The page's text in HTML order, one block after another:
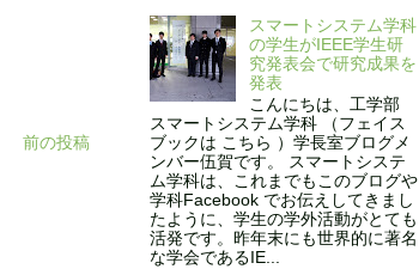
前の投稿
スマートシステム学科
の学生がIEEE学生研
究発表会で研究成果を
発表
こんにちは、工学部
スマートシステム学科 （フェイス
ブックは こちら ）学長室ブログメ
ンバー伍賀です。 スマートシステ
ム学科は、これまでもこのブログや
学科Facebook でお伝えしてきまし
たように、学生の学外活動がとても
活発です。昨年末にも世界的に著名
な学会であるIE...